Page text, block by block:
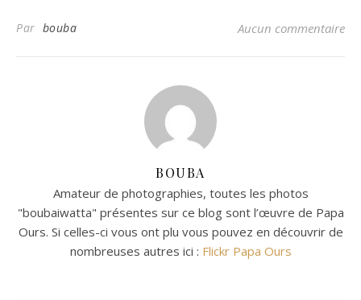
Par bouba Aucun commentaire
BOUBA
Amateur de photographies, toutes les photos
"boubaiwatta" présentes sur ce blog sont l’œuvre de Papa
Ours. Si celles-ci vous ont plu vous pouvez en découvrir de
nombreuses autres ici : Flickr Papa Ours